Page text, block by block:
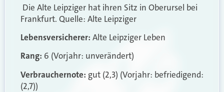
Die Alte Leipziger hat ihren Sitz in Oberursel bei
Frankfurt. Quelle: Alte Leipziger
Lebensversicherer: Alte Leipziger Leben
Rang: 6 (Vorjahr: unverändert)
Verbrauchernote: gut (2,3) (Vorjahr: befriedigend:
(2,7))